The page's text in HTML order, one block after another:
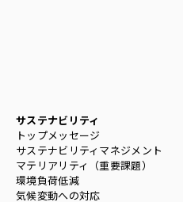
サステナビリティ
トップメッセージ
サステナビリティマネジメント
マテリアリティ（重要課題）
環境負荷低減
気候変動への対応